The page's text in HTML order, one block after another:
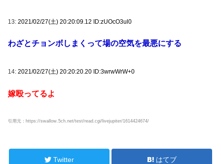
13: 2021/02/27(土) 20:20:09.12 ID:zUOcO3ul0
わざとチョンボしまくって場の空気を最悪にする
14: 2021/02/27(土) 20:20:20.20 ID:3wrwWrW+0
嫁殴ってるよ
引用元：https://swallow.5ch.net/test/read.cgi/livejupiter/1614424674/
Twitter はてブ